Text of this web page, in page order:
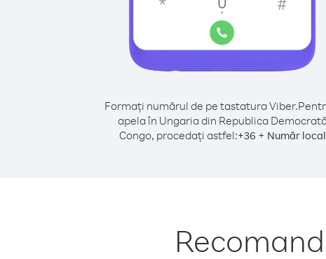
Formați numărul de pe tastatura Viber.
apela în Ungaria din Republica
Congo, procedați astfel:+36 + Număr local